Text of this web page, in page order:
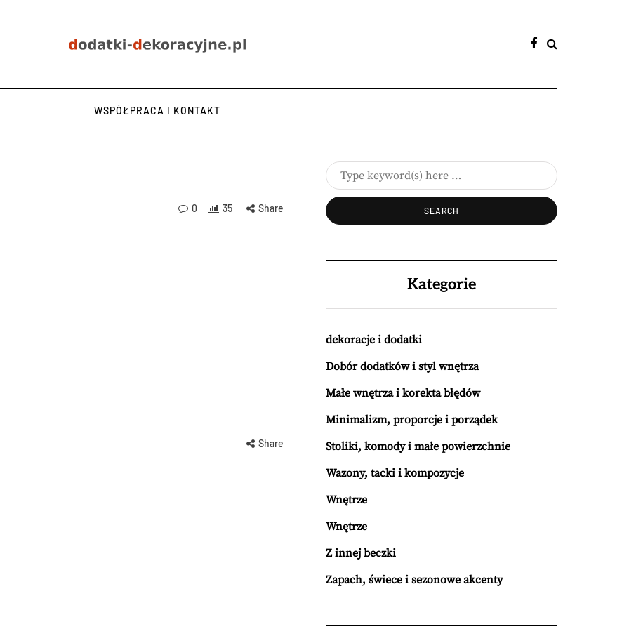
WSPÓŁPRACA I KONTAKT
0 35 Share
Share
Kategorie
dekoracje i dodatki
Dobór dodatków i styl wnętrza
Małe wnętrza i korekta błędów
Minimalizm, proporcje i porządek
Stoliki, komody i małe powierzchnie
Wazony, tacki i kompozycje
Wnętrze
Wnętrze
Z innej beczki
Zapach, świece i sezonowe akcenty